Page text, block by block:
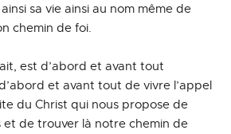
sa vie ainsi au nom même de
chemin de foi.
est d’abord et avant tout
et avant tout de vivre l’appel
du Christ qui nous propose de
et de trouver là notre chemin de